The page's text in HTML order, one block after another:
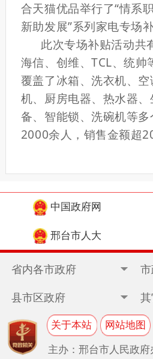
合天猫优品举行了“情系
新助发展”系列家电专场补
此次专场补贴活动共
海信、创维、TCL、统帅
覆盖了冰箱、洗衣机、
机、厨房电器、热水器
备、智能锁、洗碗机等
2000余人，销售金额超
中国政府网
邢台市人大
省内各市政府
县市区政府
关于本站 网站地图
主办：邢台市人民政